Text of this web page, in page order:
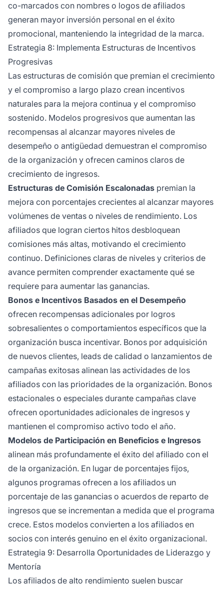
co-marcados con nombres o logos de afiliados
generan mayor inversión personal en el éxito
promocional, manteniendo la integridad de la marca.
Estrategia 8: Implementa Estructuras de Incentivos
Progresivas
Las estructuras de comisión que premian el crecimiento
y el compromiso a largo plazo crean incentivos
naturales para la mejora continua y el compromiso
sostenido. Modelos progresivos que aumentan las
recompensas al alcanzar mayores niveles de
desempeño o antigüedad demuestran el compromiso
de la organización y ofrecen caminos claros de
crecimiento de ingresos.
Estructuras de Comisión Escalonadas premian la
mejora con porcentajes crecientes al alcanzar mayores
volúmenes de ventas o niveles de rendimiento. Los
afiliados que logran ciertos hitos desbloquean
comisiones más altas, motivando el crecimiento
continuo. Definiciones claras de niveles y criterios de
avance permiten comprender exactamente qué se
requiere para aumentar las ganancias.
Bonos e Incentivos Basados en el Desempeño
ofrecen recompensas adicionales por logros
sobresalientes o comportamientos específicos que la
organización busca incentivar. Bonos por adquisición
de nuevos clientes, leads de calidad o lanzamientos de
campañas exitosas alinean las actividades de los
afiliados con las prioridades de la organización. Bonos
estacionales o especiales durante campañas clave
ofrecen oportunidades adicionales de ingresos y
mantienen el compromiso activo todo el año.
Modelos de Participación en Beneficios e Ingresos
alinean más profundamente el éxito del afiliado con el
de la organización. En lugar de porcentajes fijos,
algunos programas ofrecen a los afiliados un
porcentaje de las ganancias o acuerdos de reparto de
ingresos que se incrementan a medida que el programa
crece. Estos modelos convierten a los afiliados en
socios con interés genuino en el éxito organizacional.
Estrategia 9: Desarrolla Oportunidades de Liderazgo y
Mentoría
Los afiliados de alto rendimiento suelen buscar